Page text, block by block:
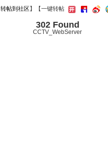
转帖到社区 】【一键转帖
302 Found
CCTV_WebServer